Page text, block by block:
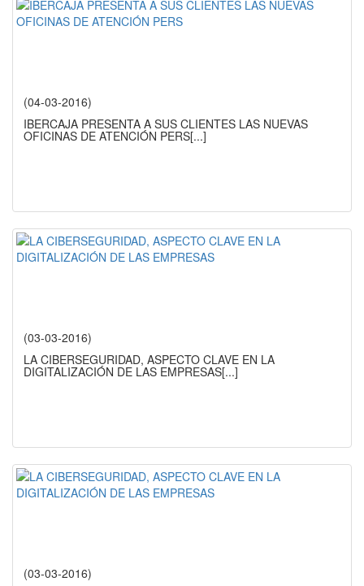
(04-03-2016)
IBERCAJA PRESENTA A SUS CLIENTES LAS NUEVAS
OFICINAS DE ATENCIÓN PERS[...]
(03-03-2016)
LA CIBERSEGURIDAD, ASPECTO CLAVE EN LA
DIGITALIZACIÓN DE LAS EMPRESAS[...]
(03-03-2016)